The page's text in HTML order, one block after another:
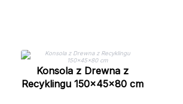
Konsola z Drewna z
Recyklingu 150x45x80 cm